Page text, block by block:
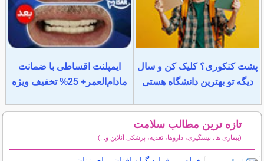
پشت کنکوری؟ کلیک کن و سال
دیگه تو بهترین دانشگاه هستی
ایمپلنت اقساطی با ضمانت
مادام‌العمر+ 25% تخفیف ویژه
تازه ترین مطالب سلامت
(بیماری ها، پیشگیری، داروها، تغذیه، پزشکی آنلاین و...)